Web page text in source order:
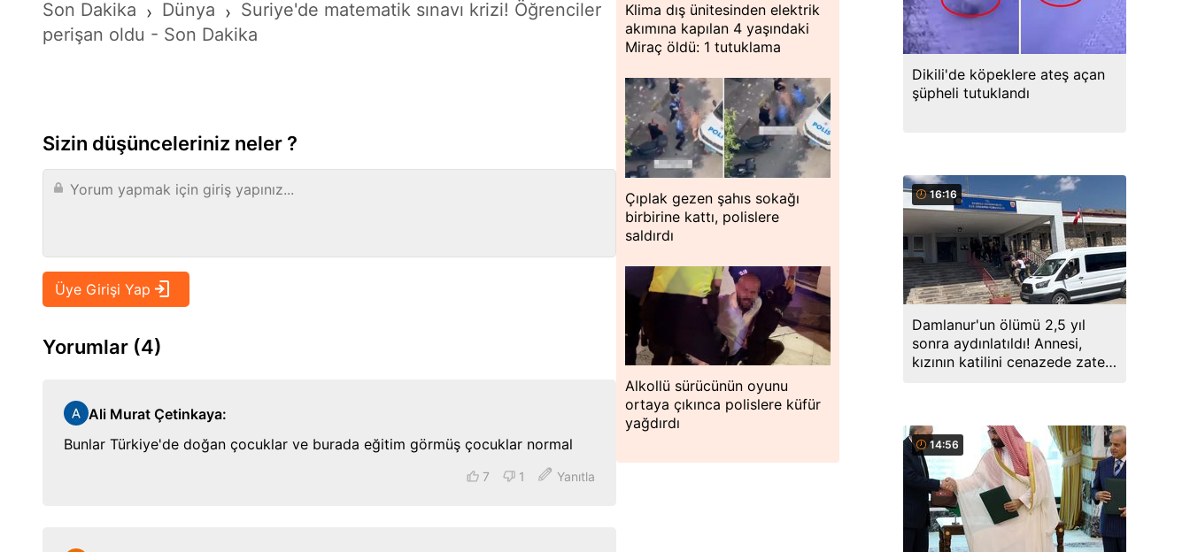
Son Dakika › Dünya › Suriye'de matematik sınavı krizi! Öğrenciler
perişan oldu - Son Dakika
Sizin düşünceleriniz neler ?
Yorumlar (4)
Ali Murat Çetinkaya:
Bunlar Türkiye'de doğan çocuklar ve burada eğitim görmüş çocuklar normal
7 1 Yanıtla
Klima dış ünitesinden elektrik
akımına kapılan 4 yaşındaki
Miraç öldü: 1 tutuklama
Çıplak gezen şahıs sokağı
birbirine kattı, polislere
saldırdı
Alkollü sürücünün oyunu
ortaya çıkınca polislere küfür
yağdırdı
Dikili'de köpeklere ateş açan
şüpheli tutuklandı
16:16
Damlanur'un ölümü 2,5 yıl
sonra aydınlatıldı! Annesi,
kızının katilini cenazede zaten
14:56